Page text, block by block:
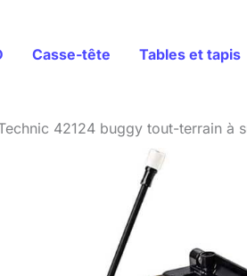
Casse-tête Tables et tapis
42124 buggy tout-terrain à